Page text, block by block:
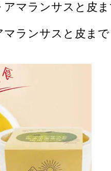
アマランサスと皮
マランサスと皮ま